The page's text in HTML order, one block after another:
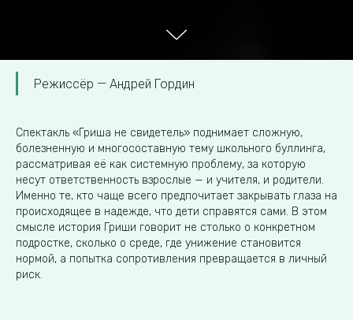
Режиссёр — Андрей Гордин
Спектакль «Гриша не свидетель» поднимает сложную,
болезненную и многосоставную тему школьного буллинга,
рассматривая её как системную проблему, за которую
несут ответственность взрослые — и учителя, и родители.
Именно те, кто чаще всего предпочитает закрывать глаза на
происходящее в надежде, что дети справятся сами. В этом
смысле история Гриши говорит не столько о конкретном
подростке, сколько о среде, где унижение становится
нормой, а попытка сопротивления превращается в личный
риск.